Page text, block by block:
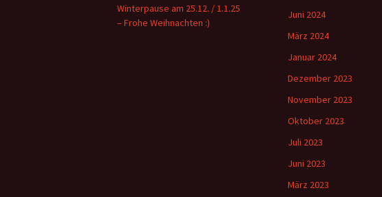
Winterpause am 25.12. / 1.1.25
– Frohe Weihnachten :)
Juni 2024
März 2024
Januar 2024
Dezember 2023
November 2023
Oktober 2023
Juli 2023
Juni 2023
März 2023